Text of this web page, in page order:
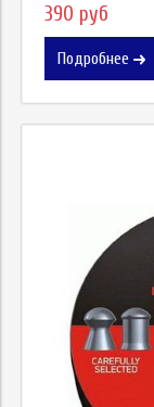
390 руб
Подробнее